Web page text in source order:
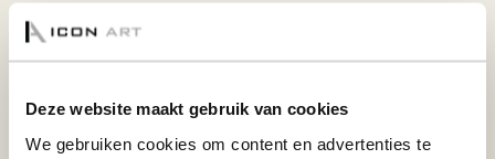
Deze website maakt gebruik van cookies
We gebruiken cookies om content en advertenties te
einem Aufhängesystem auf der Rückseite
geliefert.